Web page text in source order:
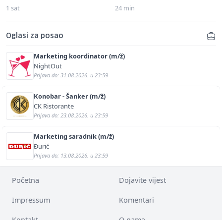
1 sat 24 min
Oglasi za posao
Marketing koordinator (m/ž)
NightOut
Prijava do: 31.08.2026. u 23:59
Konobar - Šanker (m/ž)
CK Ristorante
Prijava do: 23.08.2026. u 23:59
Marketing saradnik (m/ž)
Đurić
Prijava do: 13.08.2026. u 23:59
Početna Dojavite vijest
Impressum Komentari